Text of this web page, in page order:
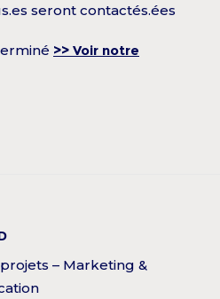
seront contactés.ées
>> Voir notre
– Marketing &